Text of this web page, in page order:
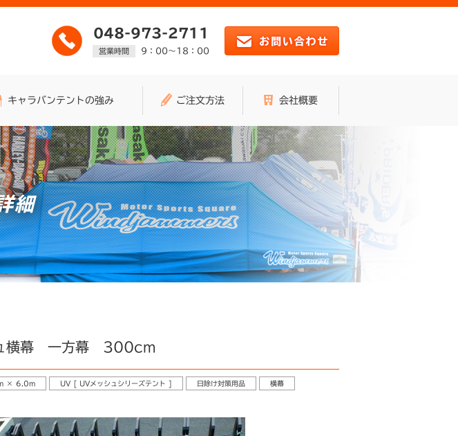
048-973-2711
営業時間 9：00～18：00
キャラバンテントの強み ご注文方法 会社概要
細
横幕 一方幕 300cm
× 6.0m UV [ UVメッシュシリーズテント ] 日除け対策用品 横幕